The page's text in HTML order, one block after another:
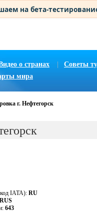
на бета-
о странах
Советы
мира
г. Нефтегорск
IATA): RU
RUS
643